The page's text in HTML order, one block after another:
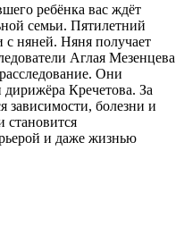
ребёнка вас ждёт
семьи. Пятилетний
с няней. Няня получает
Аглая Мезенцева
Они
Кречетова. За
зависимости, болезни и
и даже жизнью